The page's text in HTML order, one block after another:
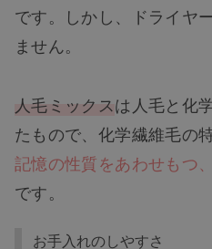
です。しかし、ドライヤ
ません。
人毛ミックスは人毛と化
たもので、化学繊維毛の
記憶の性質をあわせもつ
です。
お手入れのしやすさ